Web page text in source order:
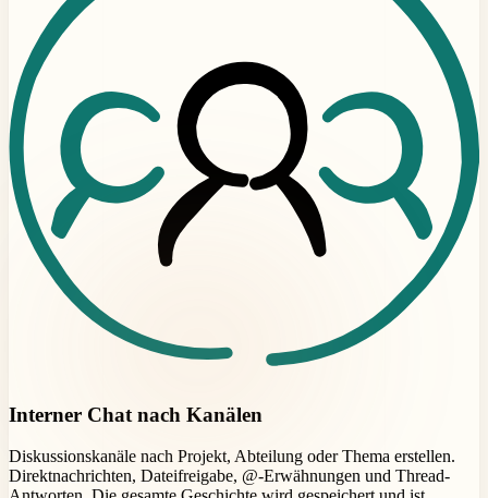
Interner Chat nach Kanälen
Diskussionskanäle nach Projekt, Abteilung oder Thema erstellen.
Direktnachrichten, Dateifreigabe, @-Erwähnungen und Thread-